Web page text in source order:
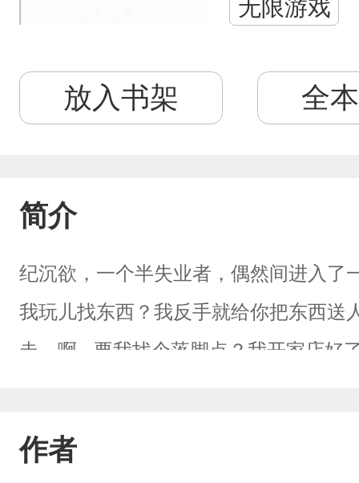
无限游戏
放入书架 全
简介
纪沉欲，一个半失业者，偶然间进入
我玩儿找东西？我反手就给你把东西送
走。啊...要我找个落脚点？我开家店好
作者